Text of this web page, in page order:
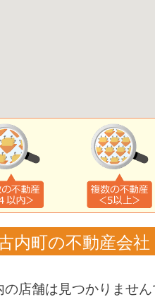
内町の不動産会社
の店舗は見つかりませ